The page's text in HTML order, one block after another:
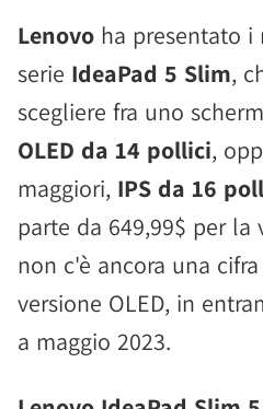
Lenovo ha presentato
serie IdeaPad 5 Slim,
scegliere fra uno
OLED da 14 pollici,
maggiori, IPS da 16
parte da 649,99$ per la
non c'è ancora una
versione OLED, in
a maggio 2023.